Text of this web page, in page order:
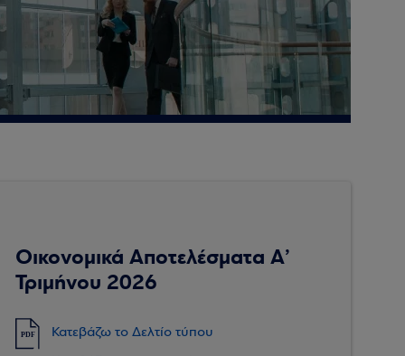
Οικονομικά Αποτελέσματα Α’
Τριμήνου 2026
PDF
Κατεβάζω το Δελτίο τύπου